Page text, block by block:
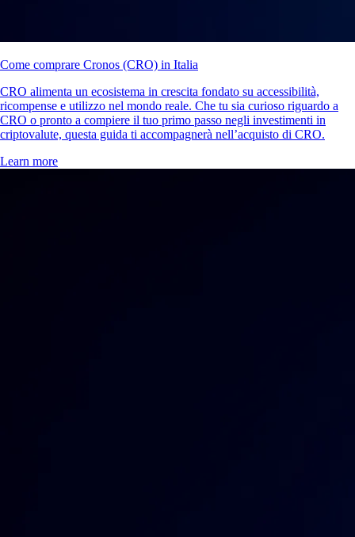
Come comprare Cronos (CRO) in Italia
CRO alimenta un ecosistema in crescita fondato su accessibilità,
ricompense e utilizzo nel mondo reale. Che tu sia curioso riguardo a
CRO o pronto a compiere il tuo primo passo negli investimenti in
criptovalute, questa guida ti accompagnerà nell’acquisto di CRO.
Learn more